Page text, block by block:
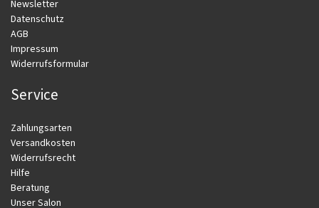
Newsletter
Datenschutz
AGB
Impressum
Widerrufsformular
Service
Zahlungsarten
Versandkosten
Widerrufsrecht
Hilfe
Beratung
Unser Salon